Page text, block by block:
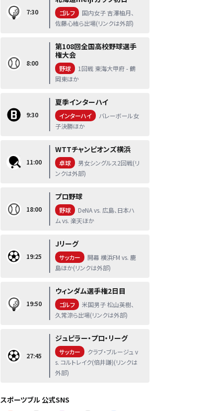
7:30 ゴルフ
国内女子 吉澤柚月、
佐藤心結ら出場(リンクは外部)
8:00
第108回全国高校野球選手
権大会
野球
1回戦 東海大甲府 - 鶴
岡東ほか
9:30
夏季インターハイ
インターハイ
バレーボール女
子決勝ほか
11:00
WTTチャンピオンズ横浜
卓球
男女シングルス2回戦(リ
ンクは外部)
18:00
プロ野球
野球
DeNA vs. 広島、日本ハ
ム vs. 楽天ほか
19:25
Jリーグ
サッカー
開幕 横浜FM vs. 鹿
島ほか(リンクは外部)
19:50
ウィンダム選手権2日目
ゴルフ
米国男子 松山英樹、
久常涼ら出場(リンクは外部)
27:45
ジュピラー・プロ・リーグ
サッカー
クラブ・ブルージュ v
s. コルトレイク(倍井謙)(リンクは
外部)
スポーツブル 公式SNS